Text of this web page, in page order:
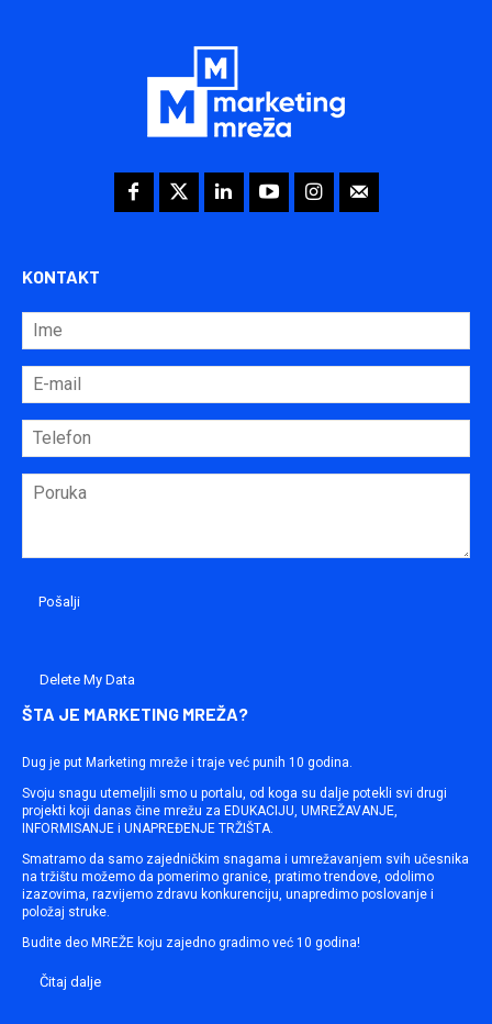
KONTAKT
Delete My Data
ŠTA JE MARKETING MREŽA?
Dug je put Marketing mreže i traje već punih 10 godina.
Svoju snagu utemeljili smo u portalu, od koga su dalje potekli svi drugi
projekti koji danas čine mrežu za EDUKACIJU, UMREŽAVANJE,
INFORMISANJE i UNAPREĐENJE TRŽIŠTA.
Smatramo da samo zajedničkim snagama i umrežavanjem svih učesnika
na tržištu možemo da pomerimo granice, pratimo trendove, odolimo
izazovima, razvijemo zdravu konkurenciju, unapredimo poslovanje i
položaj struke.
Budite deo MREŽE koju zajedno gradimo već 10 godina!
Čitaj dalje